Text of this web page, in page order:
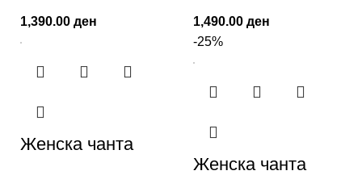
1,390.00 ден 1,490.00 ден
Женска чанта
-25%
Женска чанта